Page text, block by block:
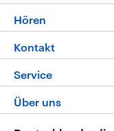
Programm
Die
Neue
Hören
Livestream
Podcasts
Kontakt
Hörerservice
Service
FAQ
Über uns